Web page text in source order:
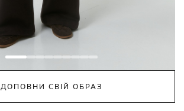
ДОПОВНИ СВІЙ ОБРАЗ